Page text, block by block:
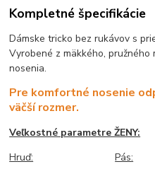
Kompletné špecifikácie
Dámske tricko bez rukávov s
Vyrobené z mäkkého,
nosenia.
Pre komfortné nosenie
väčší rozmer.
Veľkostné parametre ŽENY:
Hruď:
Pás: